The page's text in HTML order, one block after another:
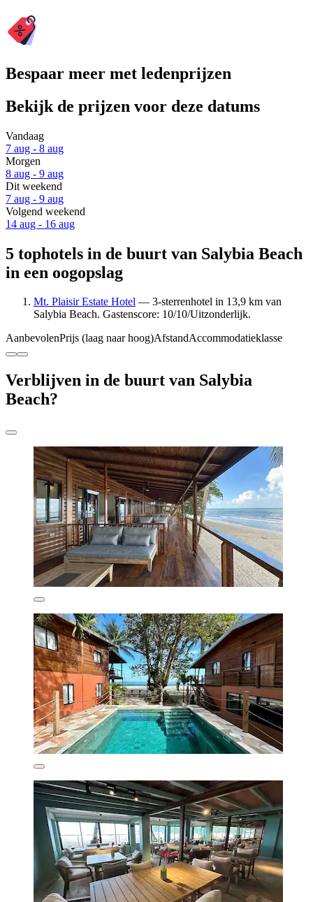
Bespaar meer met ledenprijzen
Bekijk de prijzen voor deze datums
Vandaag
7 aug - 8 aug
Morgen
8 aug - 9 aug
Dit weekend
7 aug - 9 aug
Volgend weekend
14 aug - 16 aug
5 tophotels in de buurt van Salybia Beach
in een oogopslag
Mt. Plaisir Estate Hotel — 3-sterrenhotel in 13,9 km van
Salybia Beach. Gastenscore: 10/10/Uitzonderlijk.
AanbevolenPrijs (laag naar hoog)AfstandAccommodatieklasse
Verblijven in de buurt van Salybia
Beach?